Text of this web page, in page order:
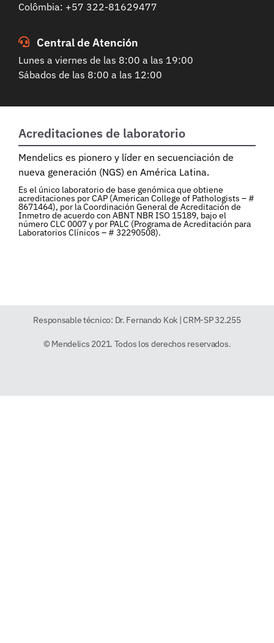
Colômbia: +57 322-81629477
Central de Atención
Lunes a viernes de las 8:00 a las 19:00
Sábados de las 8:00 a las 12:00
Acreditaciones de laboratorio
Mendelics es pionero y líder en secuenciación de
nueva generación (NGS) en América Latina.
Es el único laboratorio de base genómica que obtiene
acreditaciones por CAP (American College of Pathologists – #
8671464), por la Coordinación General de Acreditación de
Inmetro de acuerdo con ABNT NBR ISO 15189, bajo el
número CLC 0007 y por PALC (Programa de Acreditación para
Laboratorios Clínicos – # 32290508).
Responsable técnico: Dr. Fernando Kok | CRM-SP 32.255
© Mendelics 2021. Todos los derechos reservados.